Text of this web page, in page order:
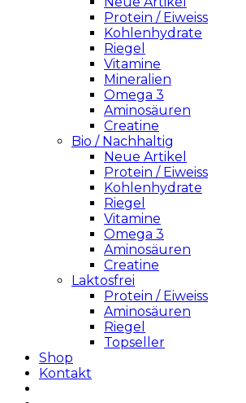
Protein / Eiweiss
Kohlenhydrate
Riegel
Vitamine
Mineralien
Omega 3
Aminosäuren
Creatine
Bio / Nachhaltig
Neue Artikel
Protein / Eiweiss
Kohlenhydrate
Riegel
Vitamine
Omega 3
Aminosäuren
Creatine
Laktosfrei
Protein / Eiweiss
Aminosäuren
Riegel
Topseller
Shop
Kontakt